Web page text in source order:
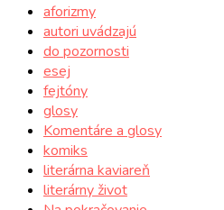
aforizmy
autori uvádzajú
do pozornosti
esej
fejtóny
glosy
Komentáre a glosy
komiks
literárna kaviareň
literárny život